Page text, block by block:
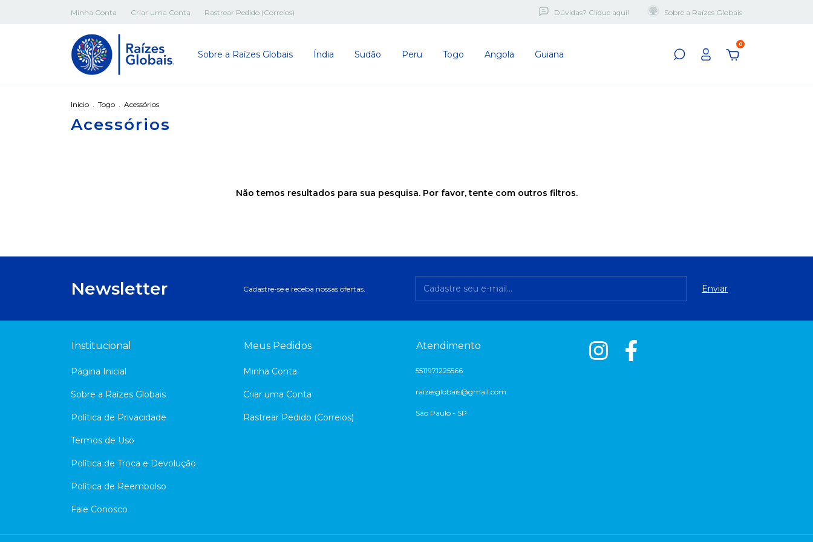
Minha Conta Criar uma Conta Rastrear Pedido (Correios) Dúvidas? Clique aqui! Sobre a Raízes Globais
Sobre a Raízes Globais Índia Sudão Peru Togo Angola Guiana
0
Início . Togo . Acessórios
Acessórios
Não temos resultados para sua pesquisa. Por favor, tente com outros filtros.
Newsletter Cadastre-se e receba nossas ofertas.
Institucional
Página Inicial
Sobre a Raízes Globais
Política de Privacidade
Termos de Uso
Política de Troca e Devolução
Política de Reembolso
Fale Conosco
Meus Pedidos
Minha Conta
Criar uma Conta
Rastrear Pedido (Correios)
Atendimento
5511971225566
raizesglobais@gmail.com
São Paulo - SP